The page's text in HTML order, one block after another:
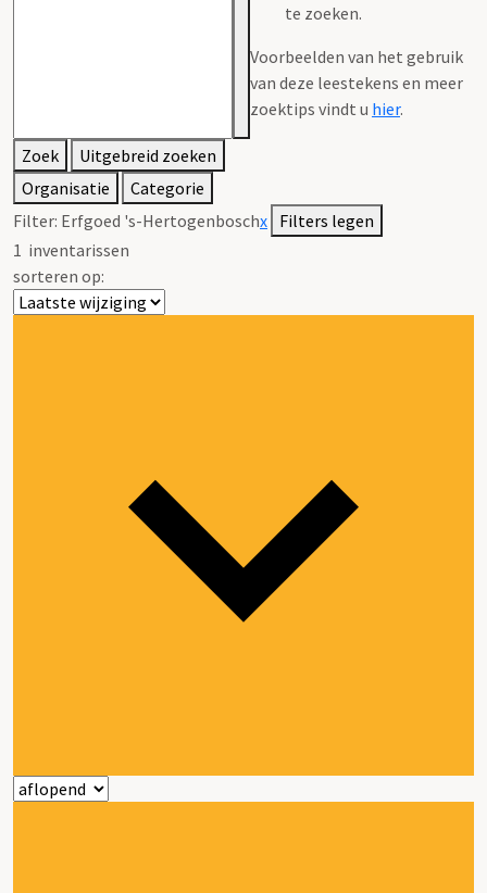
te zoeken.
Voorbeelden van het gebruik
van deze leestekens en meer
zoektips vindt u hier.
Zoek
Uitgebreid zoeken
Organisatie
Categorie
Filter: Erfgoed 's-Hertogenboschx Filters legen
1 inventarissen
sorteren op: